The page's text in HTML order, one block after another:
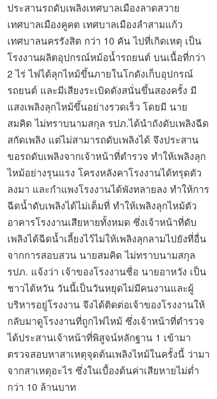
ประสานรถดับเพลิงเทศบาลเมืองลาดสวาย
เทศบาลเมืองคูคต เทศบาลเมืองลำสามแก้ว
เทศบาลนครรังสิต กว่า 10 คัน ไปที่เกิดเหตุ เป็น
โรงงานผลิตอุปกรณ์หม้อน้ำรถยนต์ บนเนื้อที่กว่า
2 ไร่ ไฟได้ลุกไหม้ขึ้นภายในโกดังเก็บอุปกรณ์
รถยนต์ และมีเสียงระเบิดดังสนั่นขึ้นสองครั้ง มี
แสงเพลิงลุกไหม้ขึ้นอย่างรวดเร็ว โดยมี นาย
สมคิด ไม่ทราบนามสกุล รปภ.ได้นำถังดับเพลิงฉีด
สกัดเพลิง แต่ไม่สามารถดับเพลิงได้ จึงประสาน
ขอรถดับเพลิงจากเจ้าหน้าที่ตำรวจ ทำให้เพลิงลุก
ไหม้อย่างรุนแรง โครงหลังคาโรงงานได้ทรุดตัว
ลงมา และกำแพงโรงงานได้พังทลายลง ทำให้การ
ฉีดน้ำดับเพลิงได้ไม่เต็มที่ ทำให้เพลิงลุกไหม้ตัว
อาคารโรงงานเสียหายทั้งหมด ซึ่งเจ้าหน้าที่ดับ
เพลิงได้ฉีดน้ำเลี้ยงไว้ไม่ให้เพลิงลุกลามไปยังที่อื่น
จากการสอบสวน นายสมคิด ไม่ทราบนามสกุล
รปภ. แจ้งว่า เจ้าของโรงงานชื่อ นายอาหวัง เป็น
ชาวไต้หวัน วันนี้เป็นวันหยุดไม่มีคนงานและผู้
บริหารอยู่โรงงาน จึงได้ติดต่อเจ้าของโรงงานให้
กลับมาดูโรงงานที่ถูกไฟไหม้ ซึ่งเจ้าหน้าที่ตำรวจ
ได้ประสานเจ้าหน้าที่พิสูจน์หลักฐาน 1 เข้ามา
ตรวจสอบหาสาเหตุจุดต้นเพลิงไหม้ในครั้งนี้ ว่ามา
จากสาเหตุอะไร ซึ่งในเบื้องต้นค่าเสียหายไม่ต่ำ
กว่า 10 ล้านบาท